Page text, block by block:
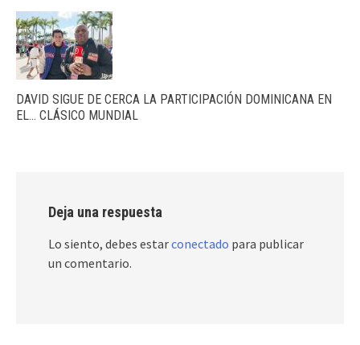
DAVID SIGUE DE CERCA LA PARTICIPACIÓN DOMINICANA EN
EL… CLÁSICO MUNDIAL
Deja una respuesta
Lo siento, debes estarconectado para publicar
un comentario.